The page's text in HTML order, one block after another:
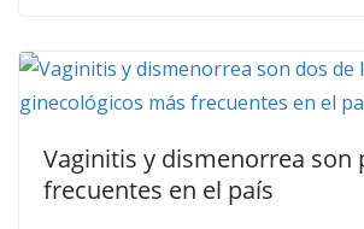
Vaginitis y dismenorrea son
frecuentes en el país